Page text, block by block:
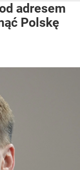
adresem
Polskę